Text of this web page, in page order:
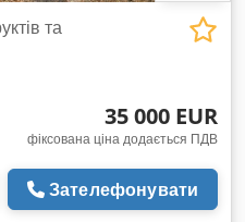
та
35 000 EUR
фіксована ціна додається ПДВ
Зателефонувати